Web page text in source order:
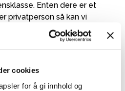
cookies
for å gi innhold og
Enten dere er et
privatperson så kan vi
drømmeturen.
få tilsendt mer informasjon